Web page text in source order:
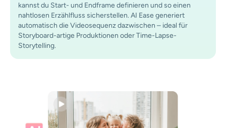
kannst du Start- und Endframe definieren und so einen
nahtlosen Erzählfluss sicherstellen. AI Ease generiert
automatisch die Videosequenz dazwischen – ideal für
Storyboard-artige Produktionen oder Time-Lapse-
Storytelling.